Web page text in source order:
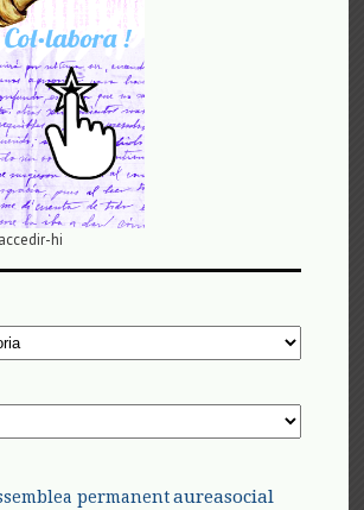
hi
permanent aureasocial